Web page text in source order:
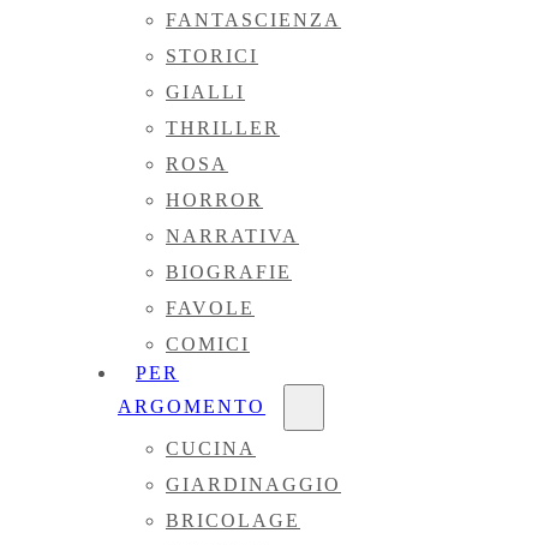
FANTASCIENZA
STORICI
GIALLI
THRILLER
ROSA
HORROR
NARRATIVA
BIOGRAFIE
FAVOLE
COMICI
PER
ARGOMENTO
CUCINA
GIARDINAGGIO
BRICOLAGE